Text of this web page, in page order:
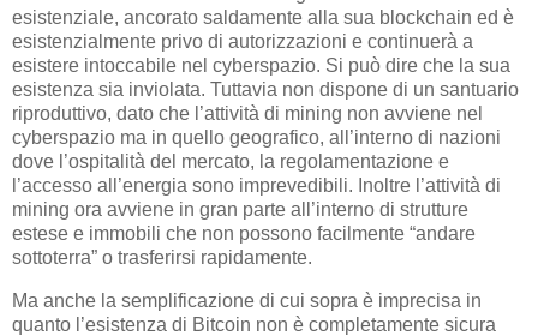
esistenziale, ancorato saldamente alla sua blockchain ed è
esistenzialmente privo di autorizzazioni e continuerà a
esistere intoccabile nel cyberspazio. Si può dire che la sua
esistenza sia inviolata. Tuttavia non dispone di un santuario
riproduttivo, dato che l’attività di mining non avviene nel
cyberspazio ma in quello geografico, all’interno di nazioni
dove l’ospitalità del mercato, la regolamentazione e
l’accesso all’energia sono imprevedibili. Inoltre l’attività di
mining ora avviene in gran parte all’interno di strutture
estese e immobili che non possono facilmente “andare
sottoterra” o trasferirsi rapidamente.
Ma anche la semplificazione di cui sopra è imprecisa in
quanto l’esistenza di Bitcoin non è completamente sicura